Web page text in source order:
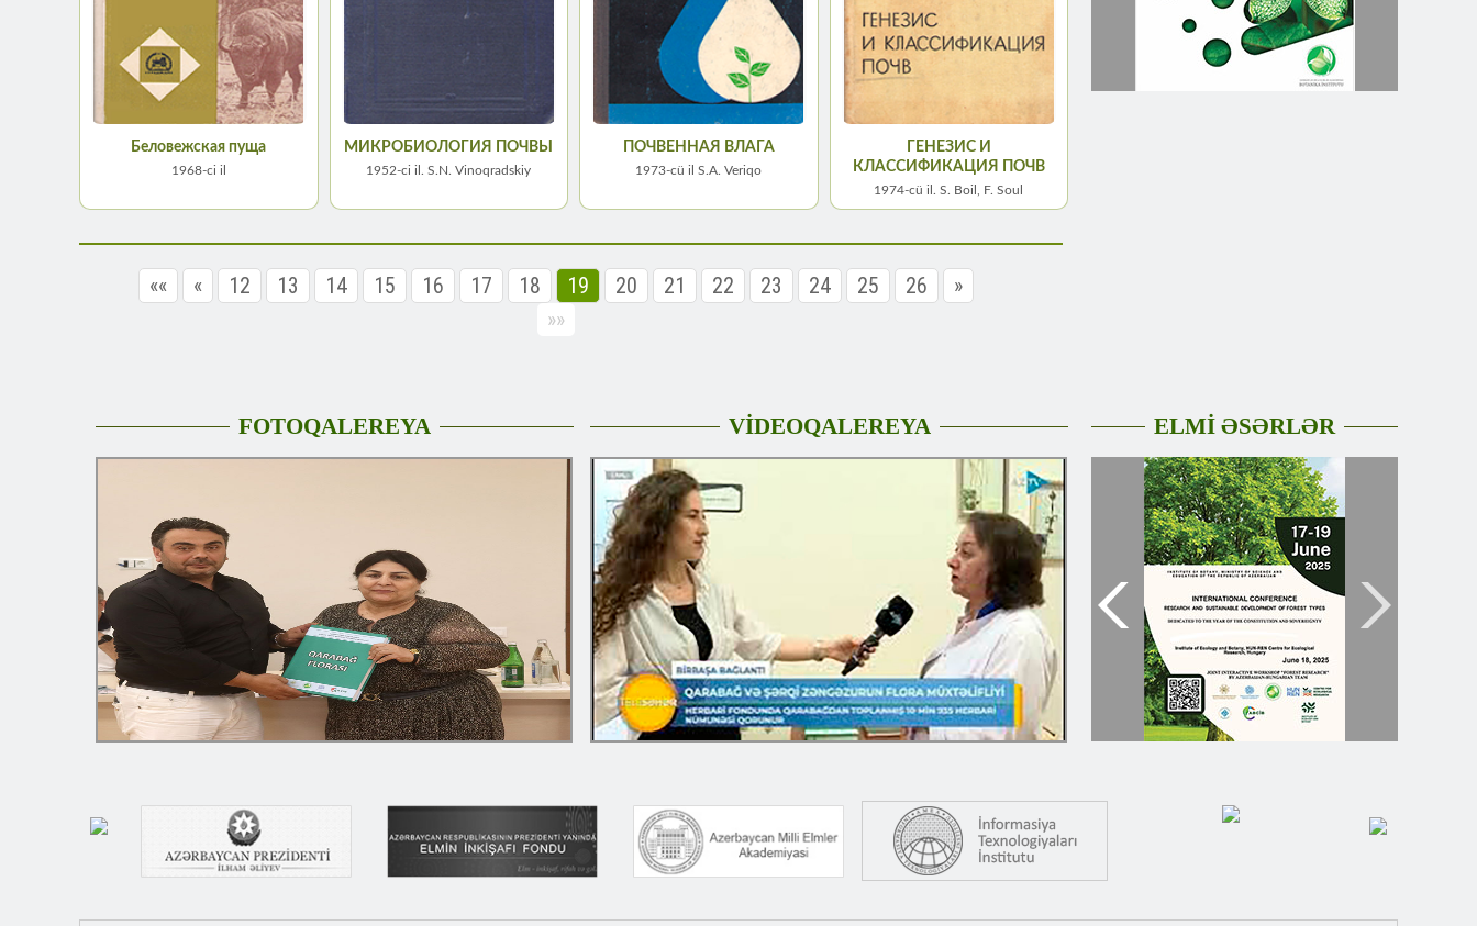
Беловежская пуща
1968-ci il
МИКРОБИОЛОГИЯ ПОЧВЫ
1952-сi il. S.N. Vinoqradskiy
ПОЧВЕННАЯ ВЛАГА
1973-cü il S.A. Veriqo
ГЕНЕЗИС И
КЛАССИФИКАЦИЯ ПОЧВ
1974-сü il. S. Boil, F. Soul
«« « 12 13 14 15 16 17 18 19 20 21 22 23 24 25 26
»
»»
FOTOQALEREYA VİDEOQALEREYA ELMİ ƏSƏRLƏR